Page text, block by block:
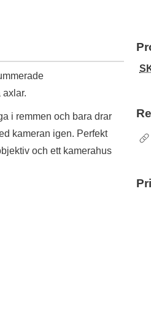
axlar.
i remmen och bara drar
kameran igen. Perfekt
och ett kamerahus